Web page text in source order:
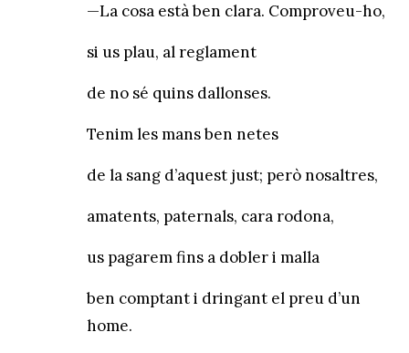
—La cosa està ben clara. Comproveu-ho,
si us plau, al reglament
de no sé quins dallonses.
Tenim les mans ben netes
de la sang d’aquest just; però nosaltres,
amatents, paternals, cara rodona,
us pagarem fins a dobler i malla
ben comptant i dringant el preu d’un
home.